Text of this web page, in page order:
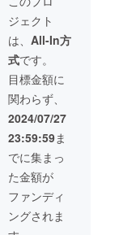
カード
も一緒
にお渡
ししま
す
タカシ
から手
渡しで
プレゼ
ント ◆
こちら
のリ
ターン
は本番
当日限
定品と
なりま
す◆ ★
クラウ
ドファ
ンディ
ング特
長襦袢
【稽古
着】 ②
タカシ
からの
直筆お
手 ③タ
カシの
オリジ
ナル
グッズ
④当
日、羅
殺鬼タ
カシと
のチェ
キ撮影
ジェクト
は、 All-In方
式です。
目標金額に
関わらず、
2024/07/27
23:59:59ま
でに集まっ
た金額が
ファンディ
ングされま